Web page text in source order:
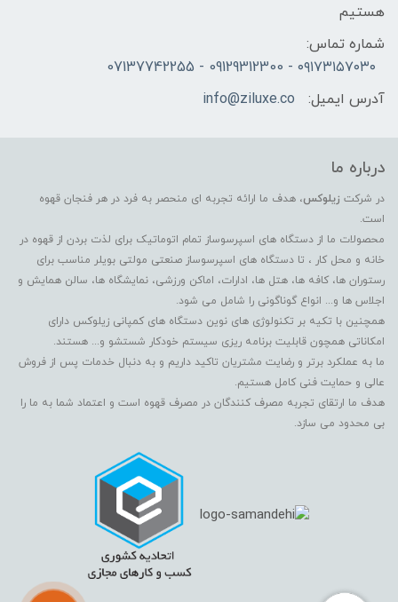
هستیم
شماره تماس:
۰۹۱۷۳۱۵۷۰۳۰ - 09129312300 - 07137742255
آدرس ایمیل:
info@ziluxe.co
درباره ما
در شرکت زیلوکس، هدف ما ارائه تجربه ای منحصر به فرد در هر فنجان قهوه
است.
محصولات ما از دستگاه های اسپرسوساز تمام اتوماتیک برای لذت بردن از قهوه در
خانه و محل کار ، تا دستگاه های اسپرسوساز صنعتی مولتی بویلر مناسب برای
رستوران ها، کافه ها، هتل ها، ادارات، اماکن ورزشی، نمایشگاه ها، سالن همایش و
اجلاس ها و... انواع گوناگونی را شامل می شود.
همچنین با تکیه بر تکنولوژی های نوین دستگاه های کمپانی زیلوکس دارای
امکاناتی همچون قابلیت برنامه ریزی سیستم خودکار شستشو و... هستند.
ما به عملکرد برتر و رضایت مشتریان تاکید داریم و به دنبال خدمات پس از فروش
عالی و حمایت فنی کامل هستیم.
هدف ما ارتقای تجربه مصرف کنندگان در مصرف قهوه است و اعتماد شما به ما را
بی محدود می سازد.